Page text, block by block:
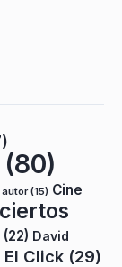
(80)
(15) Cine
(22) David
El Click (29)